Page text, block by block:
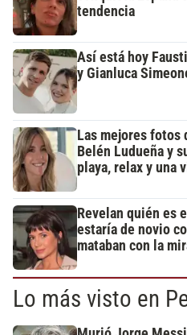
tendencia
Así está hoy
y Gianluca
Las mejores fotos
Belén Ludueña y
playa, relax y una
Revelan quién es
estaría de novio
mataban con la
Lo más visto en